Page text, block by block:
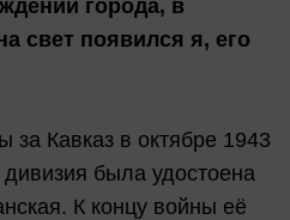
города, в
свет появился я, его
за Кавказ в октябре 1943
была удостоена
К концу войны её